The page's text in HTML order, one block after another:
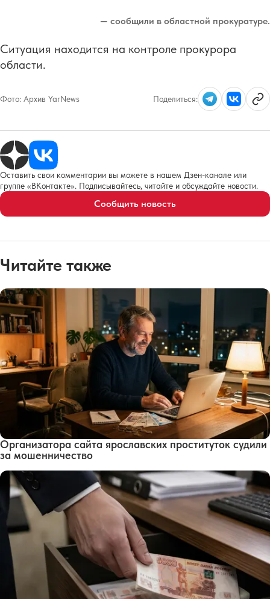
— сообщили в областной прокуратуре.
Ситуация находится на контроле прокурора
области.
Фото: Архив YarNews Поделиться:
Оставить свои комментарии вы можете в нашем Дзен-канале или
группе «ВКонтакте». Подписывайтесь, читайте и обсуждайте новости.
Сообщить новость
Читайте также
Организатора сайта ярославских проституток судили
за мошенничество